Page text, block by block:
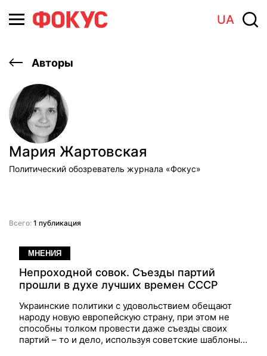
UA
Авторы
Мария Жартовская
Политический обозреватель журнала «Фокус»
Всего: 1 публикация
МНЕНИЯ
Непроходной совок. Съезды партий
прошли в духе лучших времен СССР
Украинские политики с удовольствием обещают
народу новую европейскую страну, при этом не
способны толком провести даже съезды своих
партий – то и дело, используя советские шаблоны,